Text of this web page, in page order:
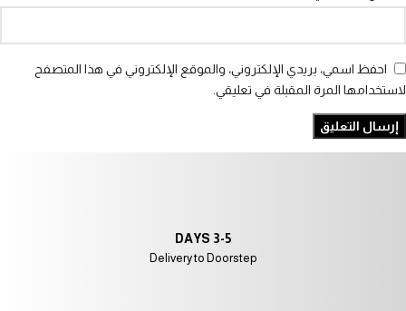
احفظ اسمي، بريدي الإلكتروني، والموقع الإلكتروني في هذا المتصفح
لاستخدامها المرة المقبلة في تعليقي.
3-5 DAYS
Delivery to Doorstep